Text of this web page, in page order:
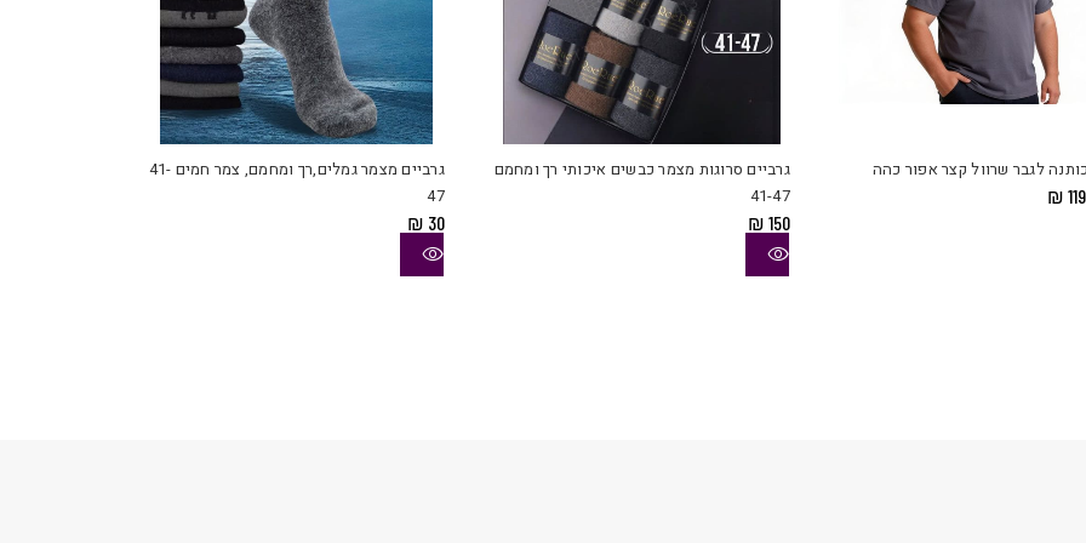
גרביים מצמר גמלים,רך ומחמם, צמר חמים 41-
47
₪ 30
למוצר
זה
מספר
סוגים.
ניתן
לבחור
גרביים סרוגות מצמר כבשים איכותי רך ומחמם
41-47
₪ 150
למוצר
מספר
סוגים.
ניתן
לבחור
לגבר שרוול קצר אפור כהה
המחיר
₪ 119